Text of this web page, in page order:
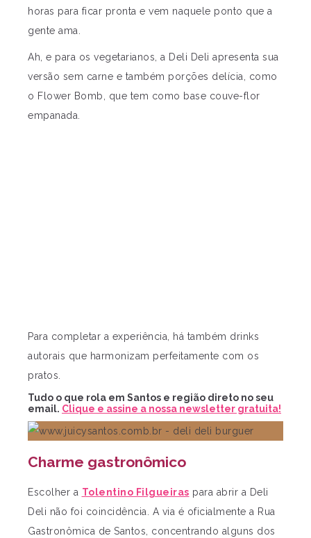
horas para ficar pronta e vem naquele ponto que a
gente ama.
Ah, e para os vegetarianos, a Deli Deli apresenta sua
versão sem carne e também porções delícia, como
o Flower Bomb, que tem como base couve-flor
empanada.
Para completar a experiência, há também drinks
autorais que harmonizam perfeitamente com os
pratos.
Tudo o que rola em Santos e região direto no seu
email. Clique e assine a nossa newsletter gratuita!
Charme gastronômico
Escolher a Tolentino Filgueiras para abrir a Deli
Deli não foi coincidência. A via é oficialmente a Rua
Gastronômica de Santos, concentrando alguns dos